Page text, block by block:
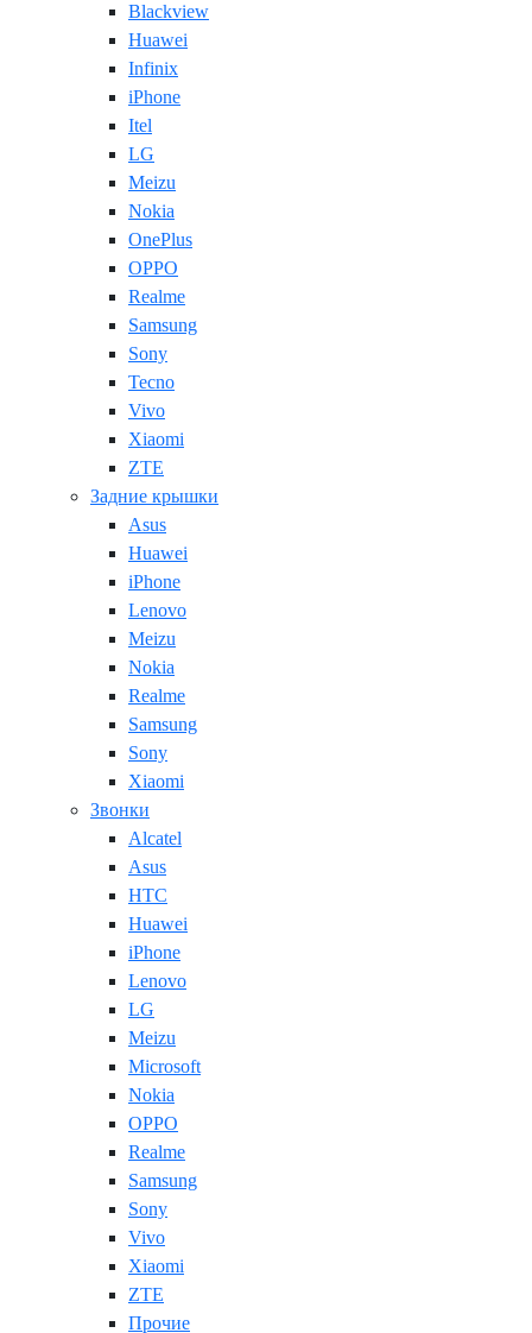
Blackview
Huawei
Infinix
iPhone
Itel
LG
Meizu
Nokia
OnePlus
OPPO
Realme
Samsung
Sony
Tecno
Vivo
Xiaomi
ZTE
Задние крышки
Asus
Huawei
iPhone
Lenovo
Meizu
Nokia
Realme
Samsung
Sony
Xiaomi
Звонки
Alcatel
Asus
HTC
Huawei
iPhone
Lenovo
LG
Meizu
Microsoft
Nokia
OPPO
Realme
Samsung
Sony
Vivo
Xiaomi
ZTE
Прочие